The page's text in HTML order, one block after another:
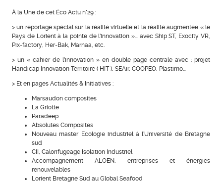
À la Une de cet Éco Actu n°29 :
> un reportage spécial sur la réalité virtuelle et la réalité augmentée « le
Pays de Lorient à la pointe de l’innovation »… avec Ship ST, Exocity VR,
Pix-factory, Her-Bak, Marnaa, etc.
> un « cahier de l’innovation » en double page centrale avec : projet
Handicap Innovation Territoire ( HIT ), SEAir, COOPEO, Plastimo…
> Et en pages Actualités & Initiatives :
Marsaudon composites
La Griotte
Paradeep
Absolutes Composites
Nouveau master Ecologie industriel à l’Université de Bretagne
sud
CII, Calorifugeage Isolation Industriel
Accompagnement ALOEN, entreprises et énergies
renouvelables
Lorient Bretagne Sud au Global Seafood